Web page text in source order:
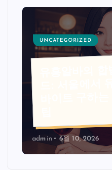
UNCATEGORIZED
admin 6월 10, 2026